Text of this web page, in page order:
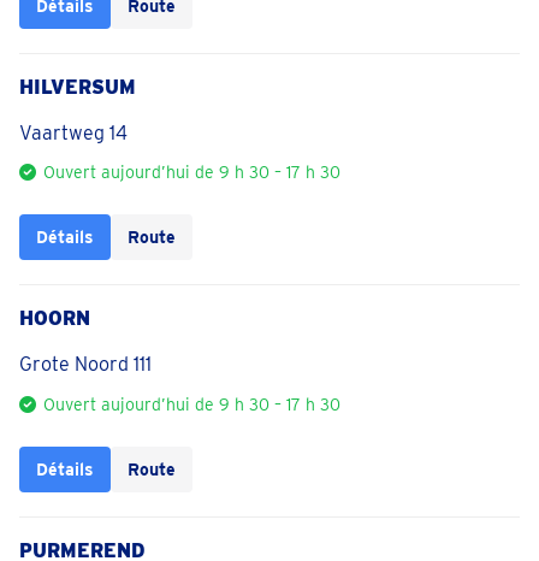
Détails Route
HILVERSUM
Vaartweg 14
Ouvert aujourd’hui de 9 h 30 – 17 h 30
Détails Route
HOORN
Grote Noord 111
Ouvert aujourd’hui de 9 h 30 – 17 h 30
Détails Route
PURMEREND